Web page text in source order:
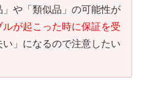
や「類似品」の可能性が
ルが起こった時に保証を受
い」になるので注意したい